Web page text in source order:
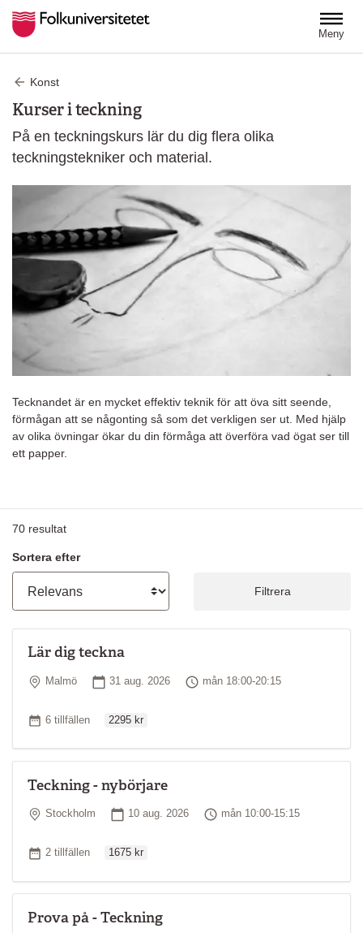
Meny
Konst
Kurser i teckning
På en teckningskurs lär du dig flera olika
teckningstekniker och material.
Tecknandet är en mycket effektiv teknik för att öva sitt seende,
förmågan att se någonting så som det verkligen ser ut. Med hjälp
av olika övningar ökar du din förmåga att överföra vad ögat ser till
ett papper.
70 resultat
Sortera efter
Filtrera
Lär dig teckna
Plats
Malmö Startdatum
31 aug. 2026 Tid
mån 18:00-20:15
Antal tillfällen
6 tillfällen 2295 kr
Teckning - nybörjare
Plats
Stockholm Startdatum
10 aug. 2026 Tid
mån 10:00-15:15
Antal tillfällen
2 tillfällen 1675 kr
Prova på - Teckning